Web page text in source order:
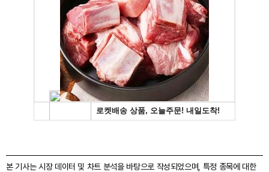
본 기사는 시장 데이터 및 차트 분석을 바탕으로 작성되었으며, 특정 종목에 대한